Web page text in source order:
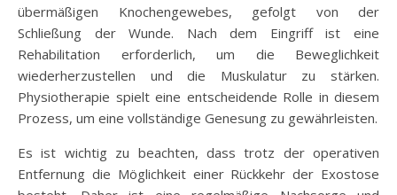
übermäßigen Knochengewebes, gefolgt von der
Schließung der Wunde. Nach dem Eingriff ist eine
Rehabilitation erforderlich, um die Beweglichkeit
wiederherzustellen und die Muskulatur zu stärken.
Physiotherapie spielt eine entscheidende Rolle in diesem
Prozess, um eine vollständige Genesung zu gewährleisten.
Es ist wichtig zu beachten, dass trotz der operativen
Entfernung die Möglichkeit einer Rückkehr der Exostose